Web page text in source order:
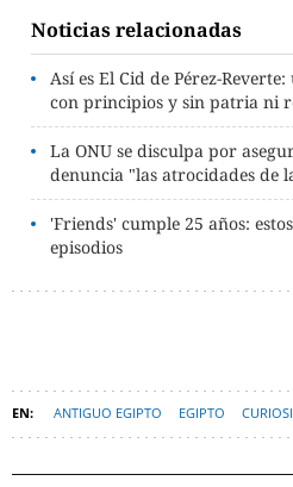
Noticias relacionadas
Así es El Cid de Pérez-
con principios y sin patria ni
La ONU se disculpa por
denuncia "las atrocidades de
'Friends' cumple 25 años:
episodios
ANTIGUO EGIPTO EGIPTO